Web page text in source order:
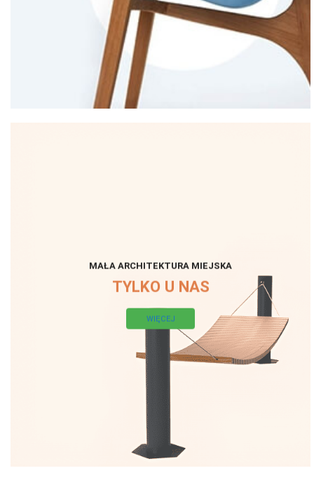
MAŁA ARCHITEKTURA MIEJSKA
TYLKO U NAS
WIĘCEJ